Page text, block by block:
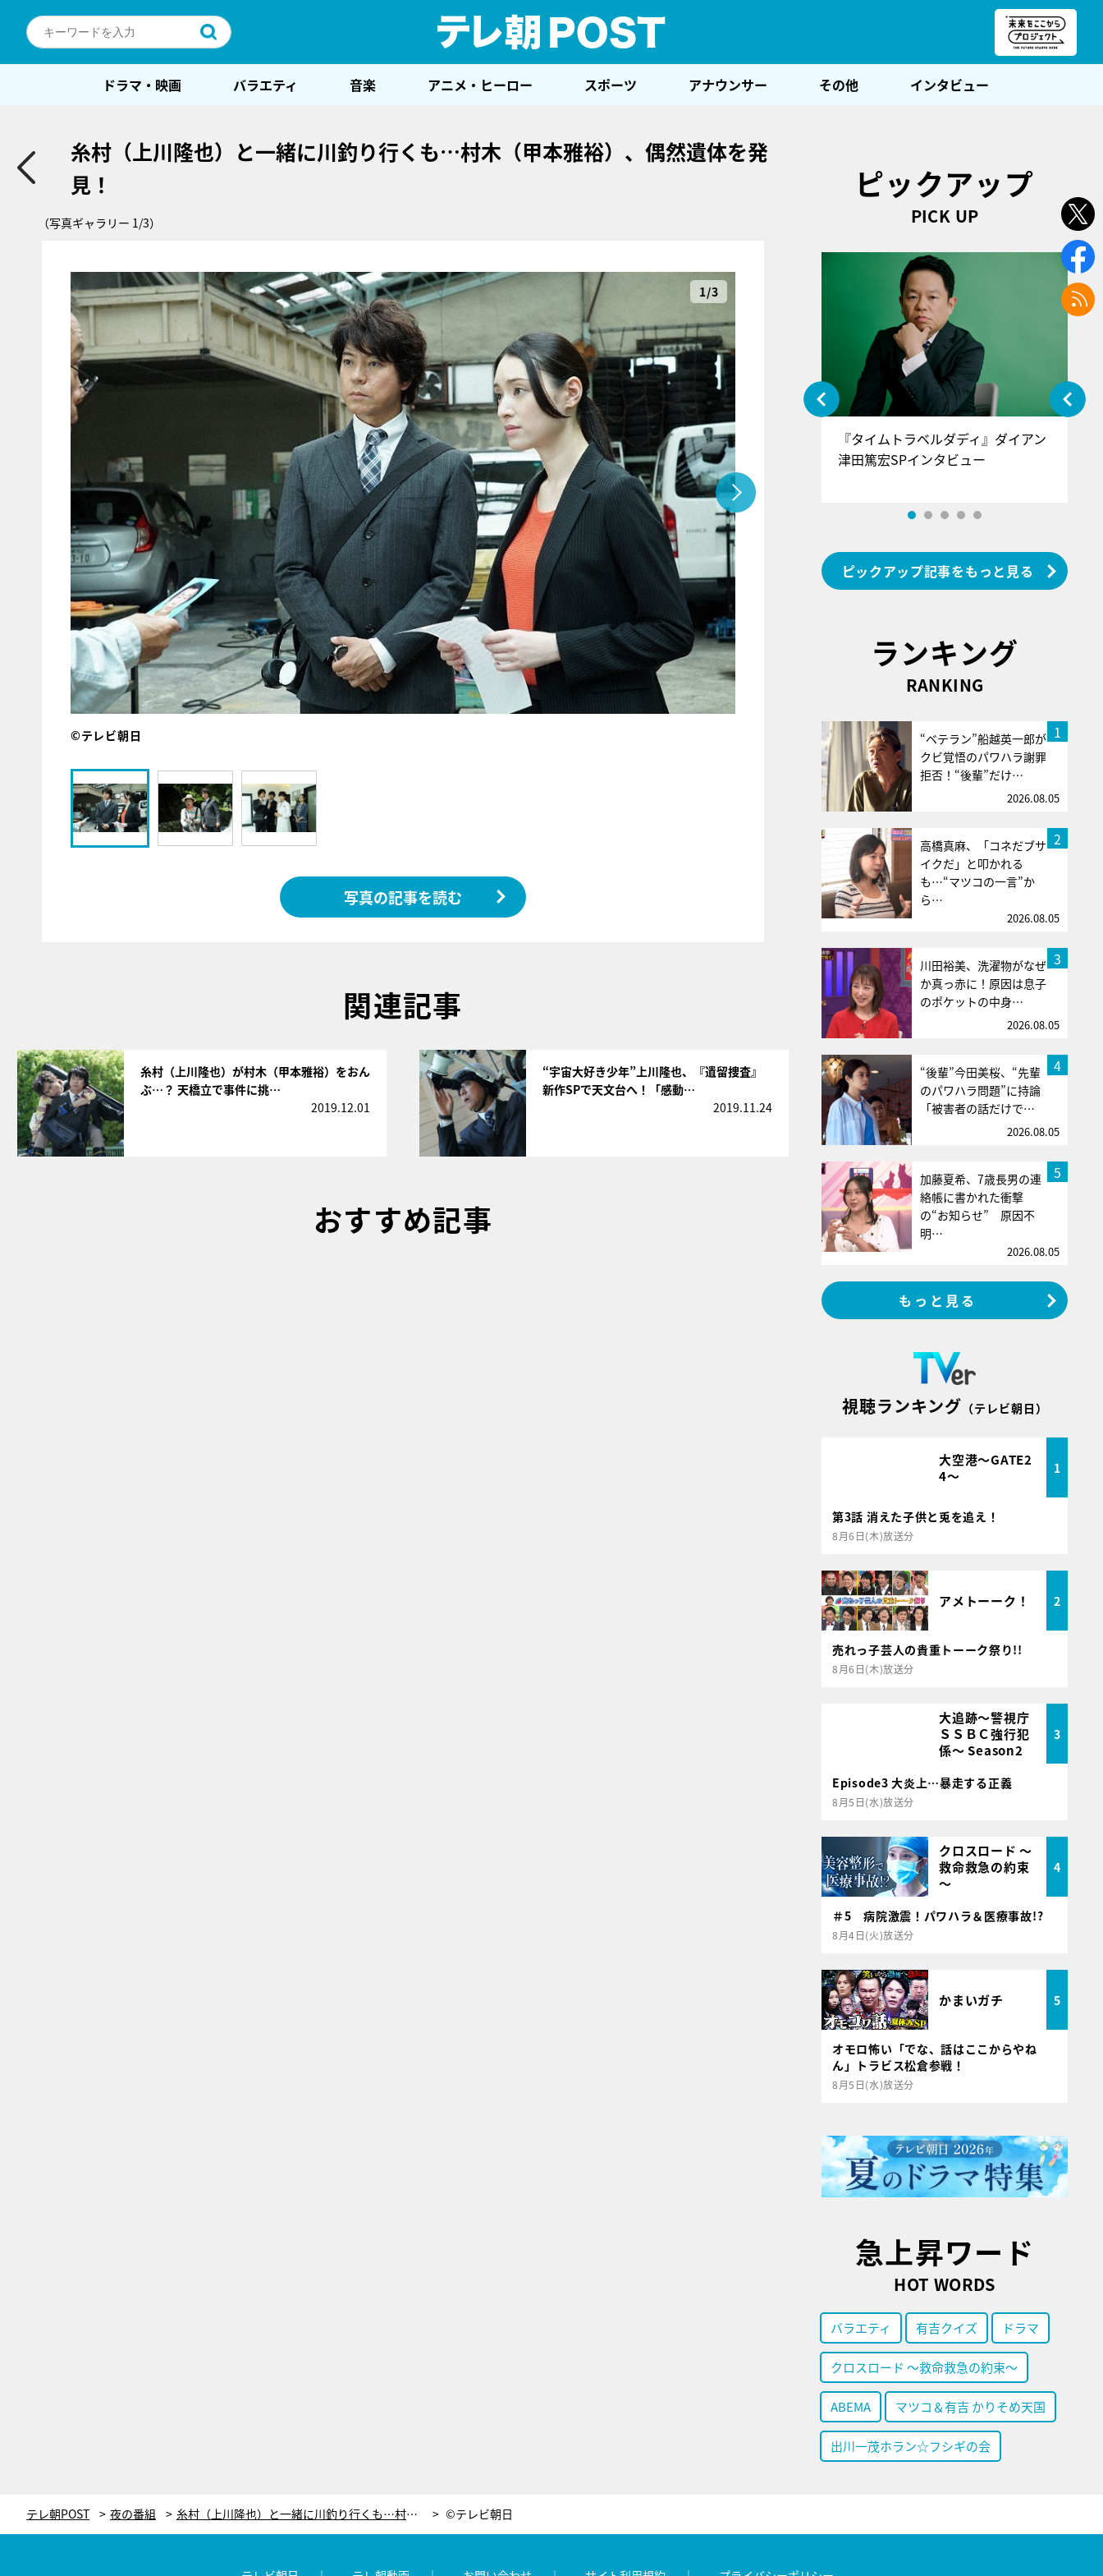
ドラマ・映画 バラエティ 音楽 アニメ・ヒーロー スポーツ アナウンサー その他 インタビュー
糸村（上川隆也）と一緒に川釣り行くも…村木（甲本雅裕）、偶然遺体を発
見！
（写真ギャラリー 1/3）
1/3
©テレビ朝日
写真の記事を読む
関連記事
糸村（上川隆也）が村木（甲本雅裕）をおん
ぶ…？ 天橋立で事件に挑…
2019.12.01
“宇宙大好き少年”上川隆也、『遺留捜査』
新作SPで天文台へ！「感動…
2019.11.24
おすすめ記事
ピックアップ
PICK UP
『アイ＝ラブ！げーみんぐ』＝LOV
E齋藤樹愛羅＆佐々木舞香SPインタ
ビュー
『タイムトラベルダディ』ダイアン
津田篤宏SPインタビュー
ピックアップ記事をもっと見る
ランキング
RANKING
1
“ベテラン”船越英一郎が
クビ覚悟のパワハラ謝罪
拒否！“後輩”だけ…
2026.08.05
2
高橋真麻、「コネだブサ
イクだ」と叩かれる
も…“マツコの一言”か
ら…
2026.08.05
3
川田裕美、洗濯物がなぜ
か真っ赤に！原因は息子
のポケットの中身…
2026.08.05
4
“後輩”今田美桜、“先輩
のパワハラ問題”に持論
「被害者の話だけで…
2026.08.05
5
加藤夏希、7歳長男の連
絡帳に書かれた衝撃
の“お知らせ” 原因不
明…
2026.08.05
もっと見る
視聴ランキング （テレビ朝日）
大空港～GATE2
4～
1
第3話 消えた子供と兎を追え！
8月6日(木)放送分
アメトーーク！ 2
売れっ子芸人の貴重トーーク祭り!!
8月6日(木)放送分
大追跡～警視庁
ＳＳＢＣ強行犯
係～ Season2
3
Episode3 大炎上…暴走する正義
8月5日(水)放送分
クロスロード ～
救命救急の約束
～
4
＃5 病院激震！パワハラ＆医療事故!?
8月4日(火)放送分
かまいガチ 5
オモロ怖い「でな、話はここからやね
ん」トラビス松倉参戦！
8月5日(水)放送分
急上昇ワード
HOT WORDS
バラエティ 有吉クイズ ドラマ
クロスロード ～救命救急の約束～
ABEMA マツコ＆有吉 かりそめ天国
出川一茂ホラン☆フシギの会
テレ朝POST 夜の番組 糸村（上川隆也）と一緒に川釣り行くも…村木（甲本雅裕）、偶然遺体を発見！ ©テレビ朝日